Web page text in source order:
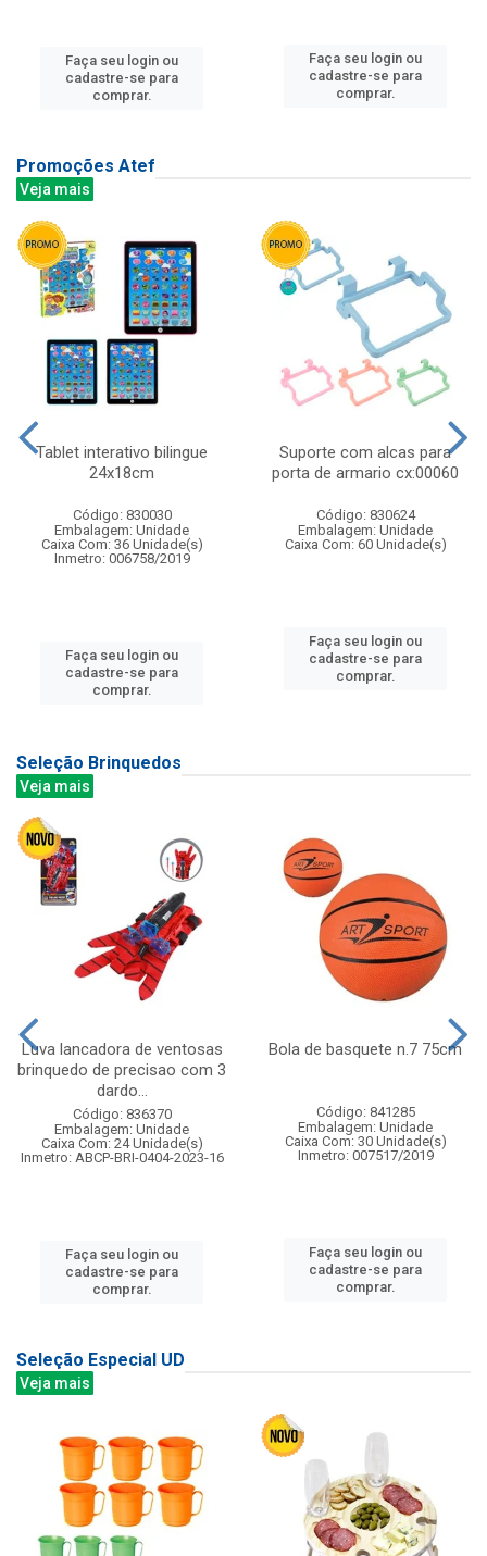
Faça seu login ou
cadastre-se para
comprar.
Faça seu login ou
cadastre-se para
comprar.
Promoções Atef
Veja mais
Tablet interativo bilingue
24x18cm
Código: 830030
Embalagem: Unidade
Caixa Com: 36 Unidade(s)
Inmetro: 006758/2019
Faça seu login ou
cadastre-se para
comprar.
Suporte com alcas para
porta de armario cx:00060
Código: 830624
Embalagem: Unidade
Caixa Com: 60 Unidade(s)
Faça seu login ou
cadastre-se para
comprar.
Seleção Brinquedos
Veja mais
Luva lancadora de ventosas
brinquedo de precisao com 3
dardo...
Código: 836370
Embalagem: Unidade
Caixa Com: 24 Unidade(s)
Inmetro: ABCP-BRI-0404-2023-16
Faça seu login ou
cadastre-se para
comprar.
Bola de basquete n.7 75cm
Código: 841285
Embalagem: Unidade
Caixa Com: 30 Unidade(s)
Inmetro: 007517/2019
Faça seu login ou
cadastre-se para
comprar.
Seleção Especial UD
Veja mais